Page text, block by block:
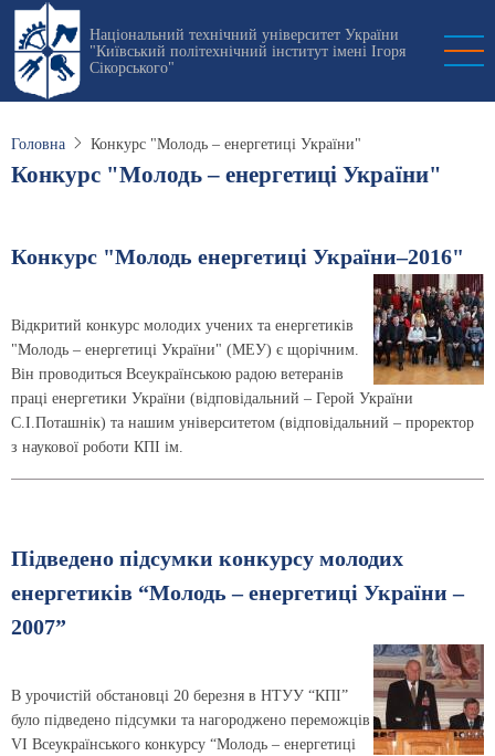
Перейти
основного
вмісту
Національний технічний університет України
"Київський політехнічний інститут імені Ігоря
Сікорського"
Головна Конкурс "Молодь – енергетиці України"
Конкурс "Молодь – енергетиці України"
Конкурс "Молодь енергетиці України–2016"
Відкритий конкурс молодих учених та енергетиків
"Молодь – енергетиці України" (МЕУ) є щорічним.
Він проводиться Всеукраїнською радою ветеранів
праці енергетики України (відповідальний – Герой України
С.І.Поташнік) та нашим університетом (відповідальний – проректор
з наукової роботи КПІ ім.
Підведено підсумки конкурсу молодих
енергетиків “Молодь – енергетиці України –
2007”
В урочистій обстановці 20 березня в НТУУ “КПІ”
було підведено підсумки та нагороджено переможців
VI Всеукраїнського конкурсу “Молодь – енергетиці